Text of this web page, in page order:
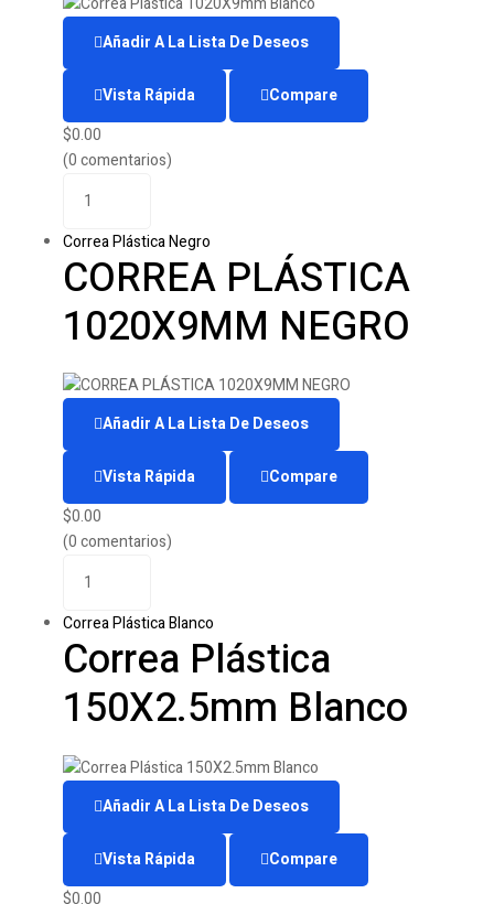
Añadir A La Lista De Deseos
Vista Rápida
Compare
$0.00
(0 comentarios)
Correa Plástica Negro
CORREA PLÁSTICA
1020X9MM NEGRO
Añadir A La Lista De Deseos
Vista Rápida
Compare
$0.00
(0 comentarios)
Correa Plástica Blanco
Correa Plástica
150X2.5mm Blanco
Añadir A La Lista De Deseos
Vista Rápida
Compare
$0.00